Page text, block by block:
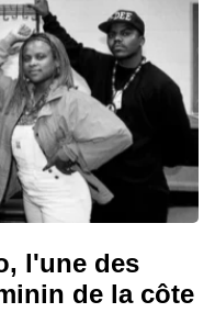
l'une des
de la côte